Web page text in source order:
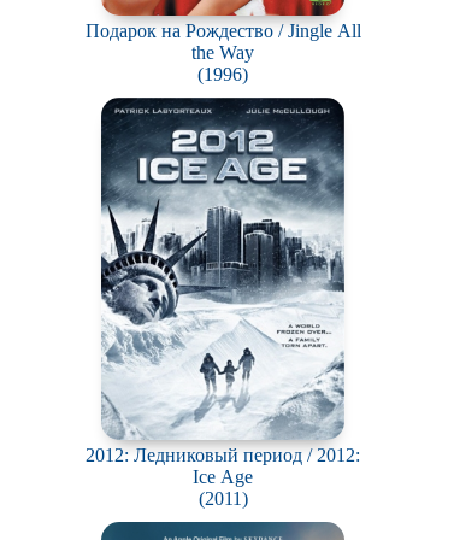
Подарок на Рождество / Jingle All
the Way
(1996)
2012: Ледниковый период / 2012:
Ice Age
(2011)